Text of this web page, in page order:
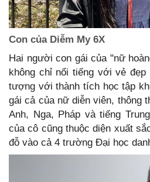
Con của Diễm My 6X
Hai người con gái của "nữ
không chỉ nổi tiếng với vẻ
tượng với thành tích học tập
gái cả của nữ diễn viên, thông
Anh, Nga, Pháp và tiếng
của cô cũng thuộc diện xuất
đỗ vào cả 4 trường Đại học